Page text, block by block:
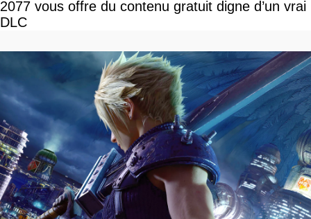
2077 vous offre du contenu gratuit digne d’un vrai
DLC